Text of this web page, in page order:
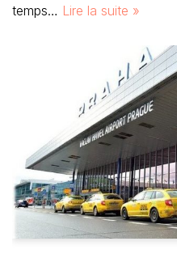
temps… Lire la suite »